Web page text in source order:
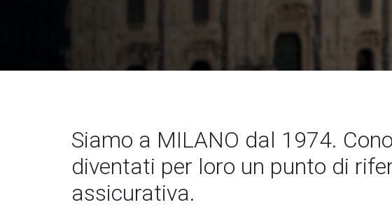
Siamo a MILANO dal 1974.
diventati per loro un punto di
assicurativa.